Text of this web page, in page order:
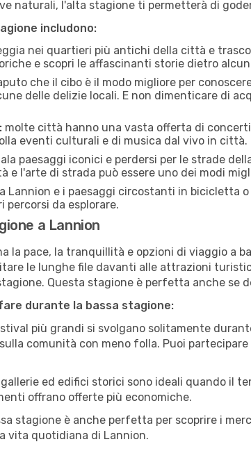
naturali, l'alta stagione ti permetterà di
includono:
nei quartieri più antichi della città e
e scopri le affascinanti storie dietro
che il cibo è il modo migliore per
delle delizie locali. E non dimenticare di
molte città hanno una vasta offerta di
eventi culturali e di musica dal vivo in città.
paesaggi iconici e perdersi per le strade
l'arte di strada può essere uno dei modi
Lannion e i paesaggi circostanti in bicicletta
da esplorare.
a Lannion
la pace, la tranquillità e opzioni di viaggio a
le lunghe file davanti alle attrazioni
Questa stagione è perfetta anche se
durante la bassa stagione:
più grandi si svolgano solitamente
comunità con meno folla. Puoi
ed edifici storici sono ideali quando il
offrano offerte più economiche.
stagione è anche perfetta per scoprire i
vita quotidiana di Lannion.